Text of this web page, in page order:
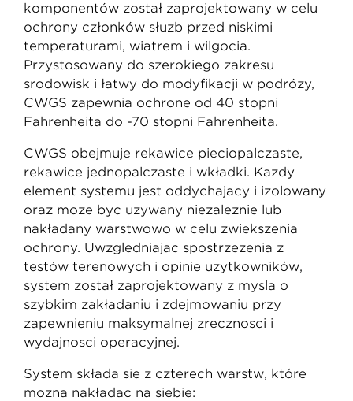
komponentów został zaprojektowany w celu
ochrony członków służb przed niskimi
temperaturami, wiatrem i wilgocią.
Przystosowany do szerokiego zakresu
środowisk i łatwy do modyfikacji w podróży,
CWGS zapewnia ochronę od 40 stopni
Fahrenheita do -70 stopni Fahrenheita.
CWGS obejmuje rękawice pięciopalczaste,
rękawice jednopalczaste i wkładki. Każdy
element systemu jest oddychający i izolowany
oraz może być używany niezależnie lub
nakładany warstwowo w celu zwiększenia
ochrony. Uwzględniając spostrzeżenia z
testów terenowych i opinie użytkowników,
system został zaprojektowany z myślą o
szybkim zakładaniu i zdejmowaniu przy
zapewnieniu maksymalnej zręczności i
wydajności operacyjnej.
System składa się z czterech warstw, które
można nakładać na siebie: